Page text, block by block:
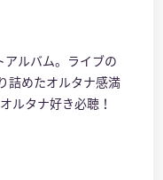
ルバム。ライブの
詰めたオルタナ感満
ルタナ好き必聴！